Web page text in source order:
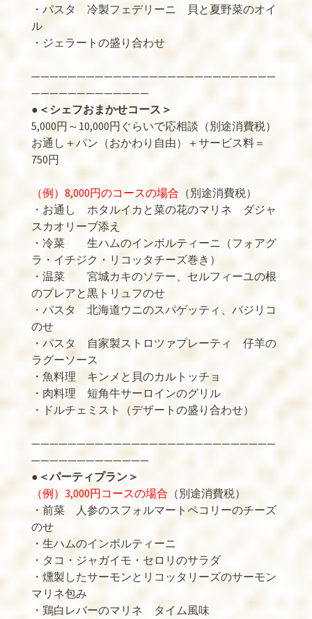
・パスタ 冷製フェデリーニ 貝と夏野菜のオイ
ル
・ジェラートの盛り合わせ
———————————————————————————
—————————————
● ＜シェフおまかせコース＞
5,000円～10,000円ぐらいで応相談（別途消費税）
お通し＋パン（おかわり自由）＋サービス料＝
750円
（例）8,000円のコースの場合 （別途消費税）
・お通し ホタルイカと菜の花のマリネ ダジャ
スカオリーブ添え
・冷菜 生ハムのインボルティーニ（フォアグ
ラ・イチジク・リコッタチーズ巻き）
・温菜 宮城カキのソテー、セルフィーユの根
のプレアと黒トリュフのせ
・パスタ 北海道ウニのスパゲッティ、バジリコ
のせ
・パスタ 自家製ストロツァプレーティ 仔羊の
ラグーソース
・魚料理 キンメと貝のカルトッチョ
・肉料理 短角牛サーロインのグリル
・ドルチェミスト（デザートの盛り合わせ）
———————————————————————————
—————————————
● ＜パーティプラン＞
（例）3,000円コースの場合 （別途消費税）
・前菜 人参のスフォルマートペコリーのチーズ
のせ
・生ハムのインボルティーニ
・タコ・ジャガイモ・セロリのサラダ
・燻製したサーモンとリコッタリーズのサーモン
マリネ包み
・鶏白レバーのマリネ タイム風味